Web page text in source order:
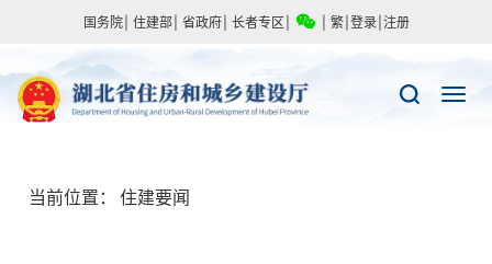
国务院 住建部 省政府 长者专区 繁 登录 注册
当前位置： 住建要闻